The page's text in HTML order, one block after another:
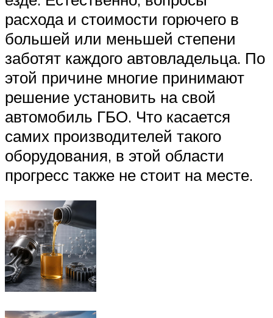
расхода и стоимости горючего в
большей или меньшей степени
заботят каждого автовладельца. По
этой причине многие принимают
решение установить на свой
автомобиль ГБО. Что касается
самих производителей такого
оборудования, в этой области
прогресс также не стоит на месте.